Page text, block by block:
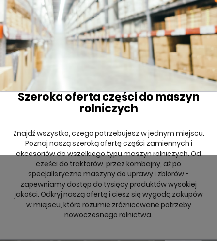
Szeroka oferta części do maszyn
rolniczych
Znajdź wszystko, czego potrzebujesz w jednym miejscu.
Poznaj naszą szeroką ofertę części zamiennych i
akcesoriów do wszelkiego typu maszyn rolniczych. Od
części do traktorów, przez kombajny, aż po
specjalistyczne maszyny do uprawy i zbiorów -
zapewniamy dostęp do tysięcy produktów wysokiej
jakości. Odkryj naszą ofertę i ciesz się wygodą zakupów
w miejscu, które rozumie zróżnicowane potrzeby
nowoczesnego rolnictwa.